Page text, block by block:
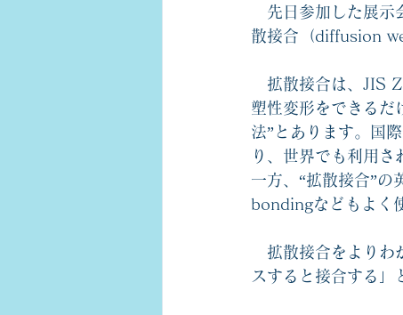
先日参加した展示
散接合（diffusion
拡散接合は、JIS Z
塑性変形をできるだ
法”とあります。国
り、世界でも利用さ
一方、“拡散接合”
bondingなどもよく
拡散接合をよりわ
スすると接合する」